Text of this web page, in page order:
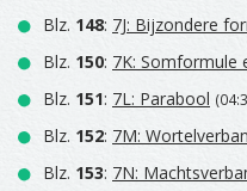
Blz. 148: 7J: Bijzondere
Blz. 150: 7K: Somformule
Blz. 151: 7L: Parabool
Blz. 152: 7M:
Blz. 153: 7N: